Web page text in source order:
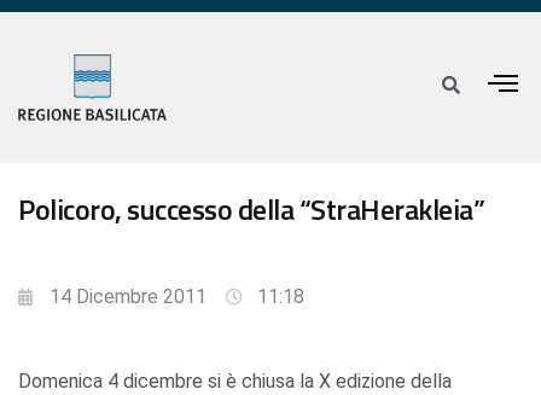
Policoro, successo della “StraHerakleia”
14 Dicembre 2011 11:18
Domenica 4 dicembre si è chiusa la X edizione della